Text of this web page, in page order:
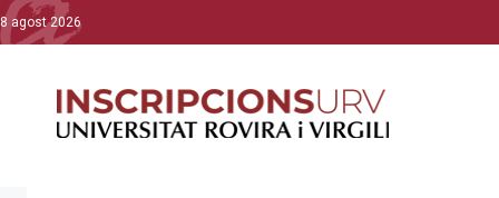
8 agost 2026